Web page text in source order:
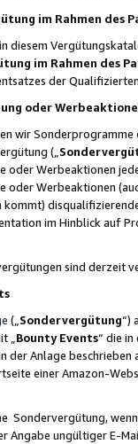
im Rahmen des
diesem
im Rahmen des
der
oder
wir
(„
oder Werbeaktionen
oder Werbeaktionen
im Hinblick auf
sind derzeit
(„ Sondervergütung“)
„ Bounty Events“ die
der Anlage
einer Amazon-
Sondervergütung,
Angabe ungültiger E-